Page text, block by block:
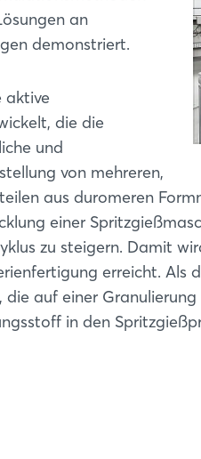
an
demonstriert.
aktive
die die
und
von mehreren,
aus duromeren
einer
zu steigern. Damit
erreicht.
die auf einer
in den